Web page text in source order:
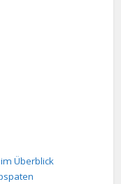
Überblick